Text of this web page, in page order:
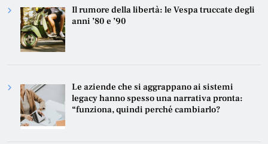
Il rumore della libertà: le Vespa truccate degli
anni ’80 e ’90
Le aziende che si aggrappano ai sistemi
legacy hanno spesso una narrativa pronta:
“funziona, quindi perché cambiarlo?